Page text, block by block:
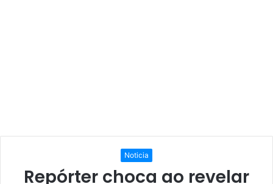
Noticia
Repórter choca ao revelar